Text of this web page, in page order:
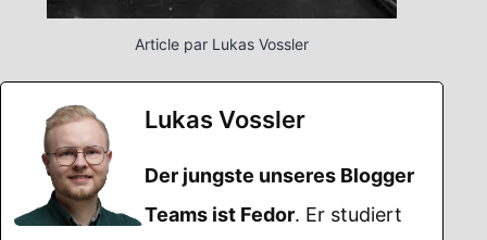
Article par Lukas Vossler
Lukas Vossler
Der jungste unseres Blogger
Teams ist Fedor. Er studiert